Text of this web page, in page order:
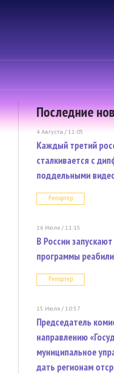
Последние
4 Августа / 11:05
Каждый третий
сталкивается с
поддельными
Репортер
16 Июля / 11:15
В России
программы
Репортер
15 Июля / 10:57
Председатель
направлению
муниципальное
дать регионам